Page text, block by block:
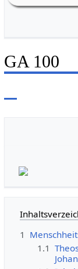
GA 100
1
1.1